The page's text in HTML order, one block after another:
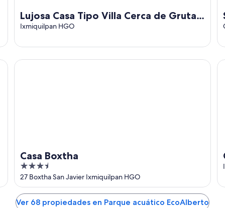
Lujosa Casa Tipo Villa Cerca de Grutas
Tolantongo
Ixmiquilpan HGO
Casa Boxtha
3.5
out
of
5
27 Boxtha San Javier Ixmiquilpan HGO
Casa Boxtha
Ver 68 propiedades en Parque acuático EcoAlberto